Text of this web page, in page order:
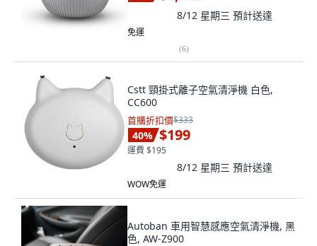
8/12 星期三 預計送達
免運
(6)
Cstt 頸掛式離子空氣清淨機 白色,
CC600
首購折扣價$333
40% $199
運費 $195
8/12 星期三 預計送達
WOW免運
Autoban 車用智慧感應空氣清淨機, 黑
色, AW-Z900